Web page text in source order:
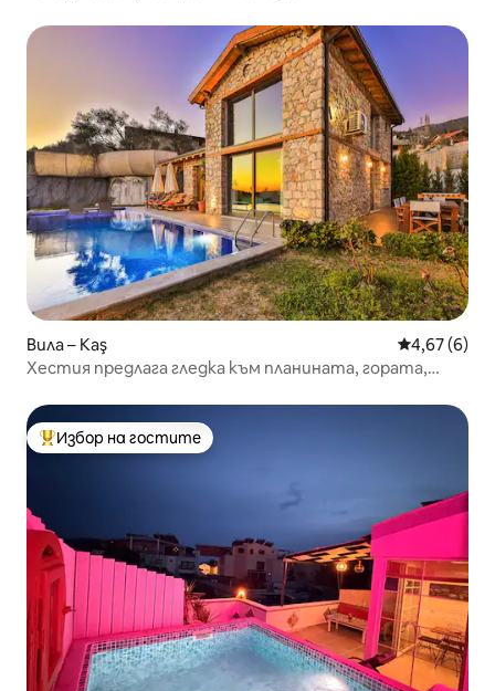
Вила – Kaş Средна
4,67 (6)
Хестия предлага гледка към планината, гората,
Най-популярен избор на гостите
Избор на гостите